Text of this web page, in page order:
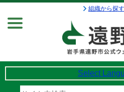
組織から探す
Select